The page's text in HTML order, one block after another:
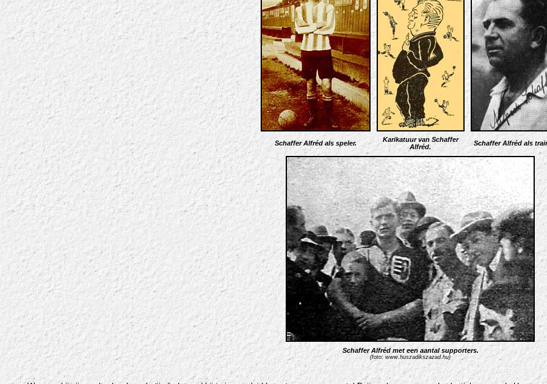
Schaffer Alfréd als speler.
Karikatuur van Schaffer
Alfréd.
Schaffer Alfréd als
Schaffer Alfréd met een aantal supporters.
(foto: www.huszadikszazad.hu)